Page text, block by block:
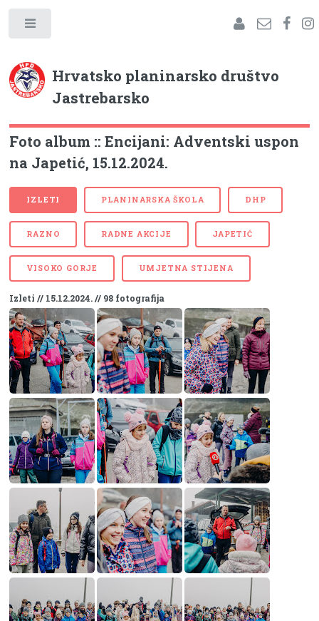
Hrvatsko planinarsko društvo
Jastrebarsko
Foto album :: Encijani: Adventski uspon
na Japetić, 15.12.2024.
IZLETI PLANINARSKA ŠKOLA DHP
RAZNO RADNE AKCIJE JAPETIĆ
VISOKO GORJE UMJETNA STIJENA
Izleti // 15.12.2024. // 98 fotografija